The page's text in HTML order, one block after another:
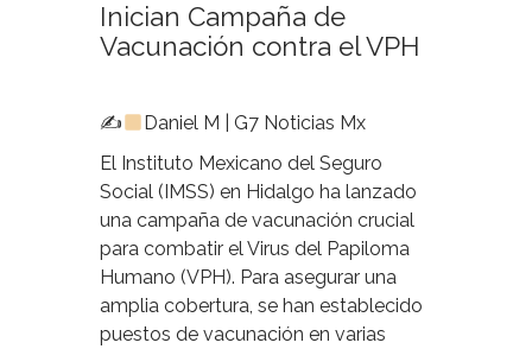
Inician Campaña de
Vacunación contra el VPH
✍
Daniel M | G7 Noticias Mx
El Instituto Mexicano del Seguro
Social (IMSS) en Hidalgo ha lanzado
una campaña de vacunación crucial
para combatir el Virus del Papiloma
Humano (VPH). Para asegurar una
amplia cobertura, se han establecido
puestos de vacunación en varias